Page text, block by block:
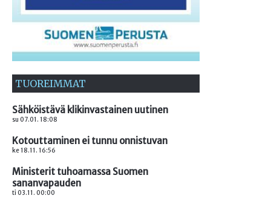
TUOREIMMAT
Sähköistävä klikinvastainen uutinen
su 07.01. 18:08
Kotouttaminen ei tunnu onnistuvan
ke 18.11. 16:56
Ministerit tuhoamassa Suomen
sananvapauden
ti 03.11. 00:00